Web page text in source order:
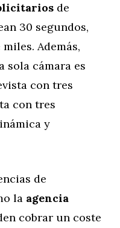
de
30 segundos,
Además,
sola cámara es
con tres
con tres
y
de
la agencia
cobrar un coste